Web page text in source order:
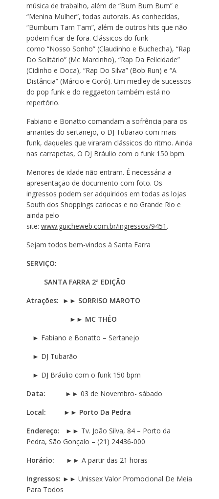
música de trabalho, além de “Bum Bum Bum” e
“Menina Mulher”, todas autorais. As conhecidas,
“Bumbum Tam Tam”, além de outros hits que não
podem ficar de fora. Clássicos do funk
como “Nosso Sonho” (Claudinho e Buchecha), “Rap
Do Solitário” (Mc Marcinho), “Rap Da Felicidade”
(Cidinho e Doca), “Rap Do Silva” (Bob Run) e “A
Distância” (Márcio e Goró). Um medley de sucessos
do pop funk e do reggaeton também está no
repertório.
Fabiano e Bonatto comandam a sofrência para os
amantes do sertanejo, o DJ Tubarão com mais
funk, daqueles que viraram clássicos do ritmo. Ainda
nas carrapetas, O DJ Bráulio com o funk 150 bpm.
Menores de idade não entram. É necessária a
apresentação de documento com foto. Os
ingressos podem ser adquiridos em todas as lojas
South dos Shoppings cariocas e no Grande Rio e
ainda pelo
site: www.guicheweb.com.br/ingressos/9451 .
Sejam todos bem-vindos à Santa Farra
SERVIÇO:
SANTA FARRA 2ª EDIÇÃO
Atrações: ► ► SORRISO MAROTO
►► MC THÉO
► Fabiano e Bonatto – Sertanejo
► DJ Tubarão
► DJ Bráulio com o funk 150 bpm
Data:
►► 03 de Novembro- sábado
Local:
►► Porto Da Pedra
Endereço: ►► Tv. João Silva, 84 – Porto da
Pedra, São Gonçalo – (21) 24436-000
Horário: ►► A partir das 21 horas
Ingressos: ►► Unissex Valor Promocional De Meia
Para Todos